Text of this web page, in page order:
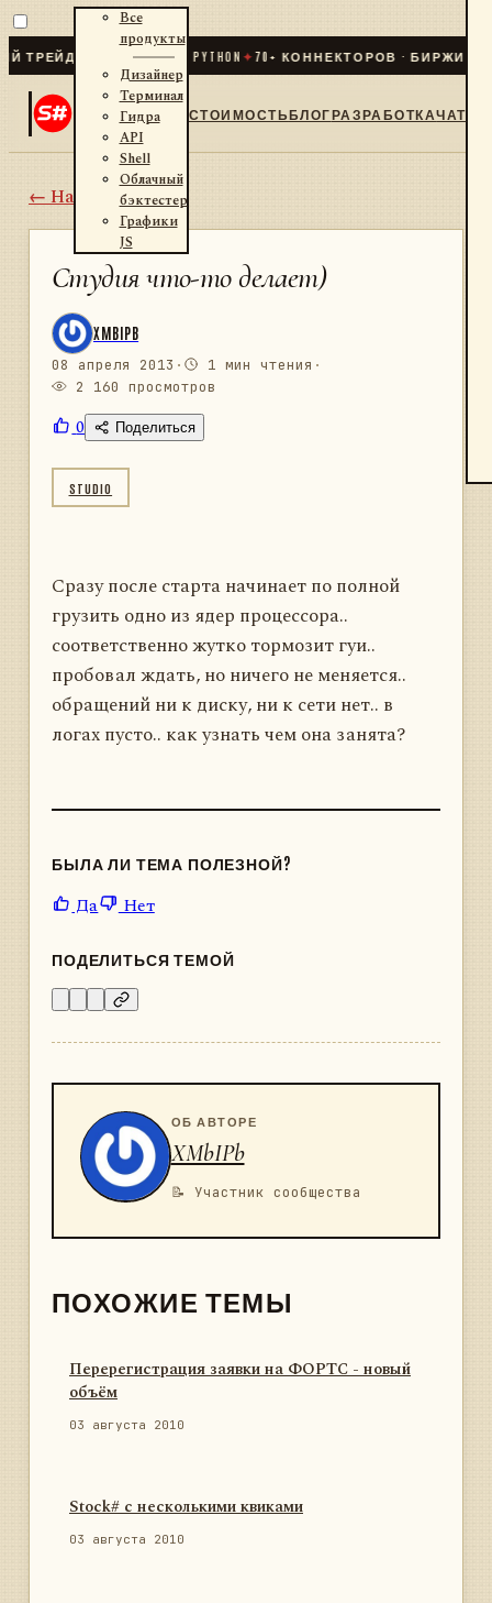
ДЛЯ .NET И PYTHON✦ 70+ КОННЕКТОРОВ · БИРЖИ ·
Все
продукты
Дизайнер
Терминал
Гидра
API
Shell
Облачный
бэктестер
Графики
JS
СТОИМОСТЬБЛОГРАЗРАБОТКАЧАТ
← Назад
Студия что-то делает)
XMBIPB
08 апреля 2013 · 1 мин чтения ·
2 160 просмотров
0 Поделиться
STUDIO
Сразу после старта начинает по полной
грузить одно из ядер процессора..
соответственно жутко тормозит гуи..
пробовал ждать, но ничего не меняется..
обращений ни к диску, ни к сети нет.. в
логах пусто.. как узнать чем она занята?
БЫЛА ЛИ ТЕМА ПОЛЕЗНОЙ?
Да Нет
ПОДЕЛИТЬСЯ ТЕМОЙ
ОБ АВТОРЕ
XMbIPb
📝 Участник сообщества
ПОХОЖИЕ ТЕМЫ
Перерегистрация заявки на ФОРТС - новый
объём
03 августа 2010
Stock# с несколькими квиками
03 августа 2010